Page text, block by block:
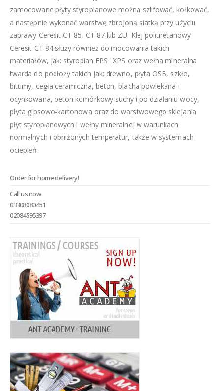
zamocowane płyty styropianowe można szlifować, kołkować,
a następnie wykonać warstwę zbrojoną siatką przy użyciu
zaprawy Ceresit CT 85, CT 87 lub ZU. Klej poliuretanowy
Ceresit CT 84 służy również do mocowania takich
materiałów, jak: styropian EPS i XPS oraz wełna mineralna
twarda do podłoży takich jak: drewno, płyta OSB, szkło,
bitumy, cegła ceramiczna, beton, blacha powlekana i
ocynkowana, beton komórkowy suchy i po działaniu wody,
płyta gipsowo-kartonowa oraz do warstwowego sklejania
płyt styropianowych i wełny mineralnej w warunkach
normalnych i obniżonych temperatur, także w systemach
ociepleń.
Order for home delivery!
Call us now:
03308080451
02084595397